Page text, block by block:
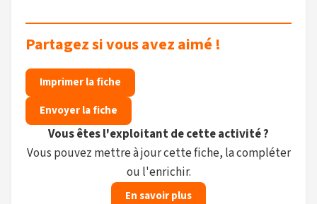
Partagez si vous avez aimé !
Imprimer la fiche
Envoyer la fiche
Vous êtes l'exploitant de cette activité ?
Vous pouvez mettre à jour cette fiche, la compléter
ou l'enrichir.
En savoir plus